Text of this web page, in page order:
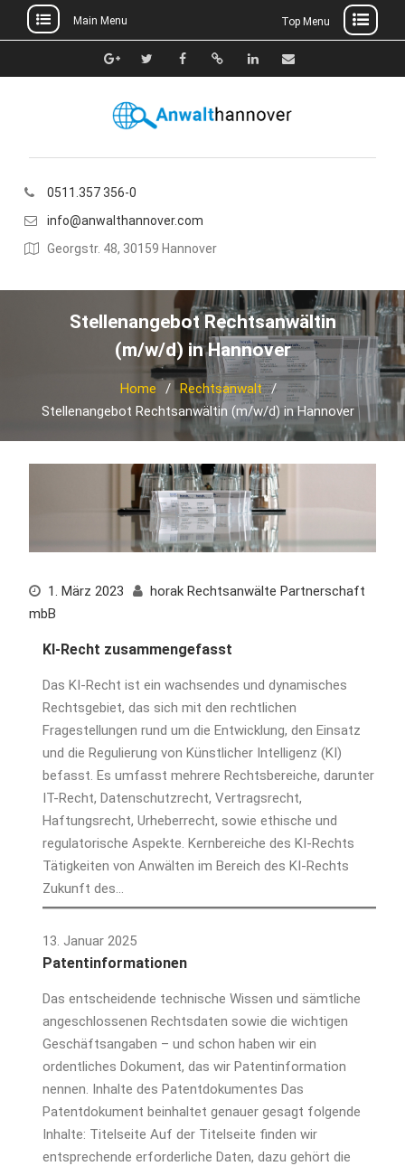
to
Main Menu Top Menu
Google+TwitterFacebook
Xing Linkedin
E-
0511.357 356-0
info@anwalthannover.com
Georgstr. 48, 30159 Hannover
Stellenangebot Rechtsanwältin
(m/w/d) in Hannover
Home
Rechtsanwalt
Stellenangebot Rechtsanwältin (m/w/d) in Hannover
1. März 2023
horak Rechtsanwälte Partnerschaft
mbB
KI-Recht zusammengefasst
Das KI-Recht ist ein wachsendes und dynamisches
Rechtsgebiet, das sich mit den rechtlichen
Fragestellungen rund um die Entwicklung, den Einsatz
und die Regulierung von Künstlicher Intelligenz (KI)
befasst. Es umfasst mehrere Rechtsbereiche, darunter
IT-Recht, Datenschutzrecht, Vertragsrecht,
Haftungsrecht, Urheberrecht, sowie ethische und
regulatorische Aspekte. Kernbereiche des KI-Rechts
Tätigkeiten von Anwälten im Bereich des KI-Rechts
Zukunft des…
13. Januar 2025
Patentinformationen
Das entscheidende technische Wissen und sämtliche
angeschlossenen Rechtsdaten sowie die wichtigen
Geschäftsangaben – und schon haben wir ein
ordentliches Dokument, das wir Patentinformation
nennen. Inhalte des Patentdokumentes Das
Patentdokument beinhaltet genauer gesagt folgende
Inhalte: Titelseite Auf der Titelseite finden wir
entsprechende erforderliche Daten, dazu gehört die